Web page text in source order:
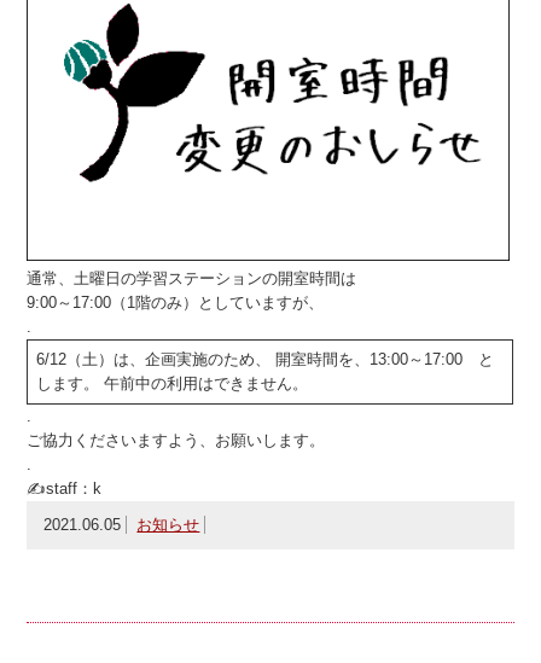
通常、土曜日の学習ステーションの開室時間は
9:00～17:00（1階のみ）としていますが、
.
6/12（土）は、企画実施のため、 開室時間を、13:00～17:00 と
します。 午前中の利用はできません。
.
ご協力くださいますよう、お願いします。
.
✍staff：k
2021.06.05
お知らせ